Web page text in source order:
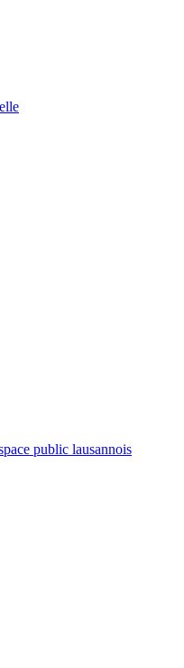
public lausannois